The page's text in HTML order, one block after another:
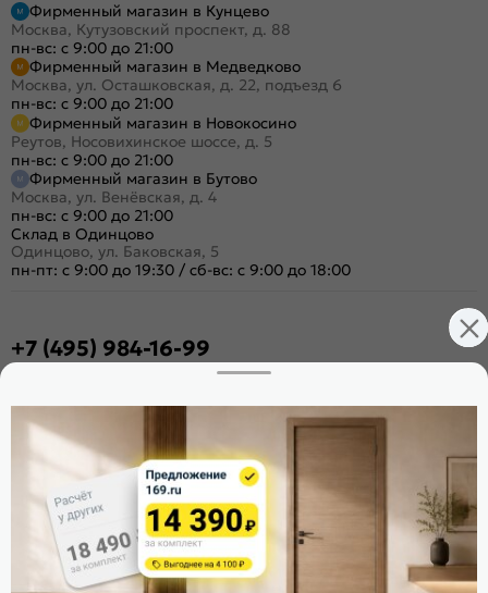
Фирменный магазин в Кунцево
Москва, Кутузовский проспект, д. 88
пн-вс: с 9:00 до 21:00
Фирменный магазин в Медведково
Москва, ул. Осташковская, д. 22, подъезд 6
пн-вс: с 9:00 до 21:00
Фирменный магазин в Новокосино
Реутов, Носовихинское шоссе, д. 5
пн-вс: с 9:00 до 21:00
Фирменный магазин в Бутово
Москва, ул. Венёвская, д. 4
пн-вс: с 9:00 до 21:00
Склад в Одинцово
Одинцово, ул. Баковская, 5
пн-пт: с 9:00 до 19:30 / сб-вс: с 9:00 до 18:00
+7 (495) 984-16-99
Поделиться
Оцените магазин